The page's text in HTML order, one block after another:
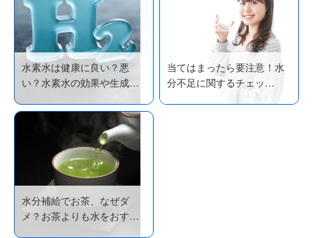
水素水は健康に良い？悪
い？水素水の効果や生成…
当てはまったら要注意！水
分不足に関するチェッ…
水分補給でお茶、なぜダ
メ？お茶よりも水をおす…